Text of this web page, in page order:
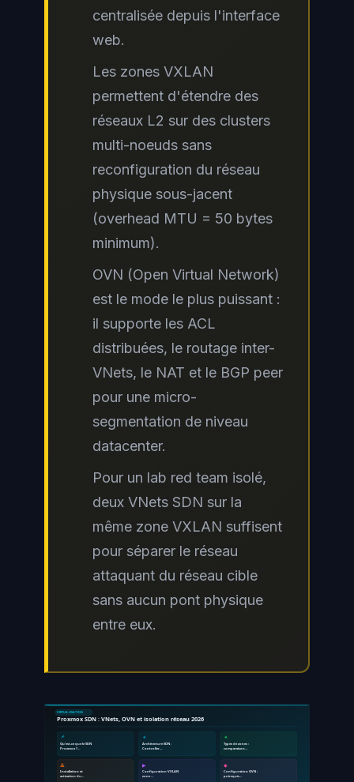
centralisée depuis l'interface
web.
Les zones VXLAN
permettent d'étendre des
réseaux L2 sur des clusters
multi-noeuds sans
reconfiguration du réseau
physique sous-jacent
(overhead MTU = 50 bytes
minimum).
OVN (Open Virtual Network)
est le mode le plus puissant :
il supporte les ACL
distribuées, le routage inter-
VNets, le NAT et le BGP peer
pour une micro-
segmentation de niveau
datacenter.
Pour un lab red team isolé,
deux VNets SDN sur la
même zone VXLAN suffisent
pour séparer le réseau
attaquant du réseau cible
sans aucun pont physique
entre eux.
VIRTUALISATION
Proxmox SDN : VNets, OVN et isolation réseau 2026
📌
Qu'est-ce que le SDN
Proxmox ?…
🔹
Architecture SDN :
Controller…
🔸
Types de zones :
comparaison…
🔺
Installation et
activation du…
▶
Configuration VXLAN
zone …
◆
Configuration OVN :
prérequis…